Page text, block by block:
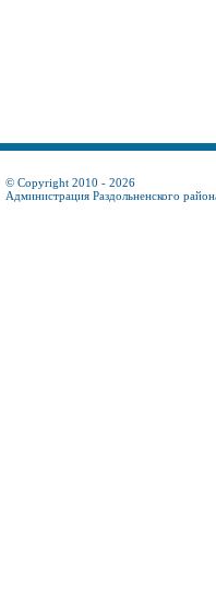
© Copyright 2010 - 2026
Администрация Раздольненского